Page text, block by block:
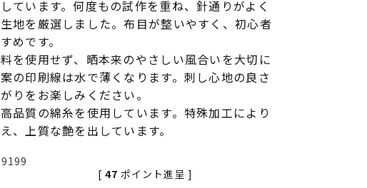
ています。何度もの試作を重ね、針通りがよく
地を厳選しました。布目が整いやすく、初心者
めです。
を使用せず、晒本来のやさしい風合いを大切に
の印刷線は水で薄くなります。刺し心地の良さ
りをお楽しみください。
品質の綿糸を使用しています。特殊加工により
、上質な艶を出しています。
[ 47 ポイント進呈 ]